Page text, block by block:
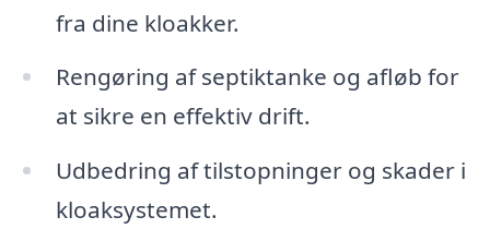
fra dine kloakker.
Rengøring af septiktanke og afløb for
at sikre en effektiv drift.
Udbedring af tilstopninger og skader i
kloaksystemet.